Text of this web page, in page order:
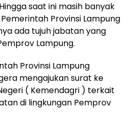
Hingga saat ini masih banyak
Provinsi Lampung
ada tujuh jabatan yang
Lampung.
Provinsi Lampung
mengajukan surat ke
( Kemendagri ) terkait
di lingkungan Pemprov